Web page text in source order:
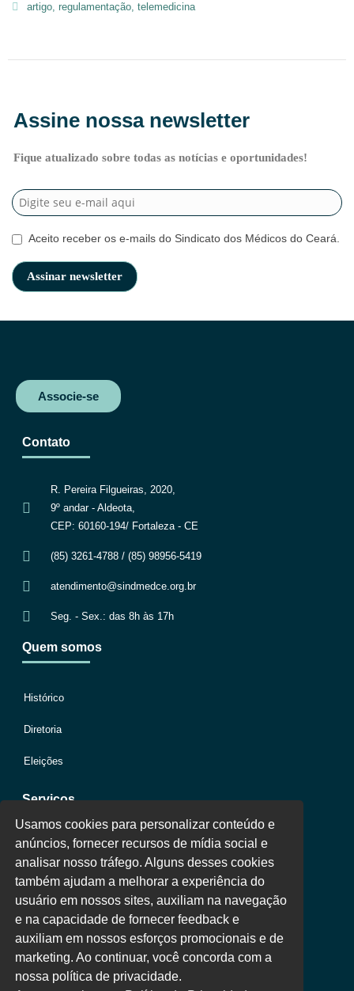
artigo, regulamentação, telemedicina
Assine nossa newsletter
Fique atualizado sobre todas as notícias e oportunidades!
Aceito receber os e-mails do Sindicato dos Médicos do Ceará.
Associe-se
Contato
R. Pereira Filgueiras, 2020,
9º andar - Aldeota,
CEP: 60160-194/ Fortaleza - CE
(85) 3261-4788 / (85) 98956-5419
atendimento@sindmedce.org.br
Seg. - Sex.: das 8h às 17h
Quem somos
Histórico
Diretoria
Eleições
Serviços
Jurídico
Oportunidades
Clube de Vantagens
Área Colaborador
Usamos cookies para personalizar conteúdo e
anúncios, fornecer recursos de mídia social e
analisar nosso tráfego. Alguns desses cookies
também ajudam a melhorar a experiência do
usuário em nossos sites, auxiliam na navegação
e na capacidade de fornecer feedback e
auxiliam em nossos esforços promocionais e de
marketing. Ao continuar, você concorda com a
nossa política de privacidade.